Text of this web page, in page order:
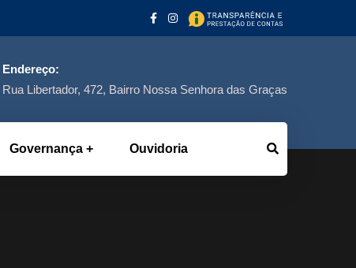
Endereço:
Rua Libertador, 472, Bairro Nossa Senhora das Graças
Governança Ouvidoria